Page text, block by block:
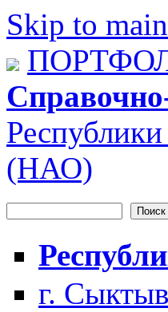
Skip to
(НАО)
Форма поиска
г.